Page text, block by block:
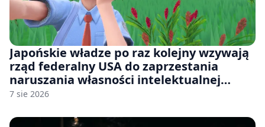
Japońskie władze po raz kolejny wzywają
rząd federalny USA do zaprzestania
naruszania własności intelektualnej
japońskich gier i anime
7 sie 2026